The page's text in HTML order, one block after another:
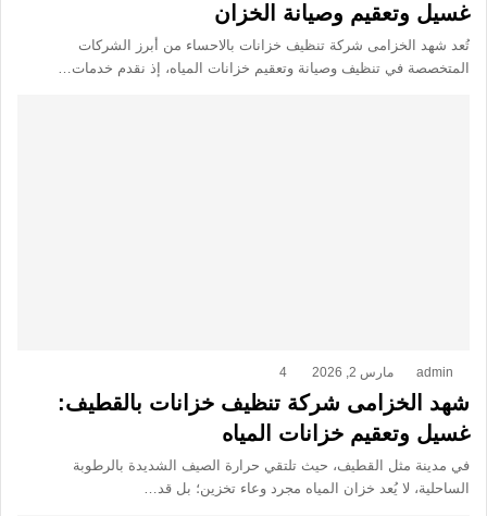
غسيل وتعقيم وصيانة الخزان
تُعد شهد الخزامى شركة تنظيف خزانات بالاحساء من أبرز الشركات
المتخصصة في تنظيف وصيانة وتعقيم خزانات المياه، إذ نقدم خدمات…
admin مارس 2, 2026 4
شهد الخزامى شركة تنظيف خزانات بالقطيف:
غسيل وتعقيم خزانات المياه
في مدينة مثل القطيف، حيث تلتقي حرارة الصيف الشديدة بالرطوبة
الساحلية، لا يُعد خزان المياه مجرد وعاء تخزين؛ بل قد…